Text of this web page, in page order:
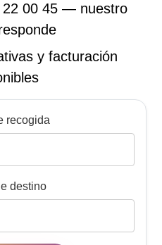
22 00 45 — nuestro
y facturación
recogida
destino